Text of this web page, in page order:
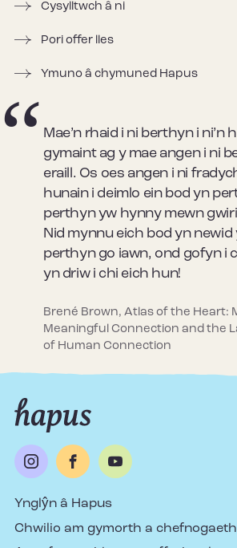
Cysylltwch â ni
Pori offer lles
Ymuno â chymuned Hapus
Mae’n rhaid i ni berthyn i ni’n
gymaint ag y mae angen i ni
eraill. Os oes angen i ni
hunain i deimlo ein bod yn
perthyn yw hynny mewn
Nid mynnu eich bod yn newid
perthyn go iawn, ond gofyn i
yn driw i chi eich hun!
Brené Brown, Atlas of the Heart:
Meaningful Connection and the
of Human Connection
Ynglŷn â Hapus
Chwilio am gymorth a